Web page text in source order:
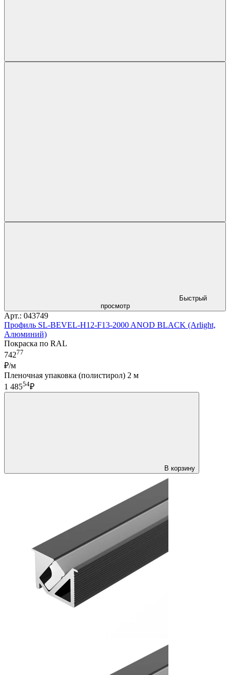
Быстрый
просмотр
Арт.: 043749
Профиль SL-BEVEL-H12-F13-2000 ANOD BLACK (Arlight,
Алюминий)
Покраска по RAL
74277
₽/м
Пленочная упаковка (полистирол) 2 м
1 48554₽
В корзину